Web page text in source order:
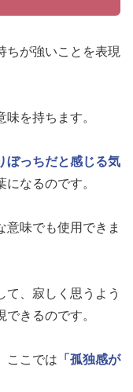
ちが強いことを表現
味を持ちます。
ぼっちだと感じる気
なるのです。
意味でも使用できま
て、寂しく思うよう
できるのです。
ここでは 「孤独感が